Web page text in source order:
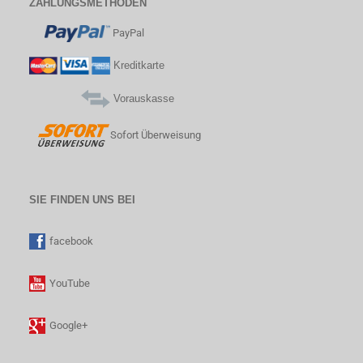
ZAHLUNGSMETHODEN
PayPal
Kreditkarte
Vorauskasse
Sofort Überweisung
SIE FINDEN UNS BEI
facebook
YouTube
Google+